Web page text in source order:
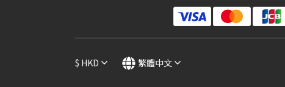
$ HKD 繁體中文